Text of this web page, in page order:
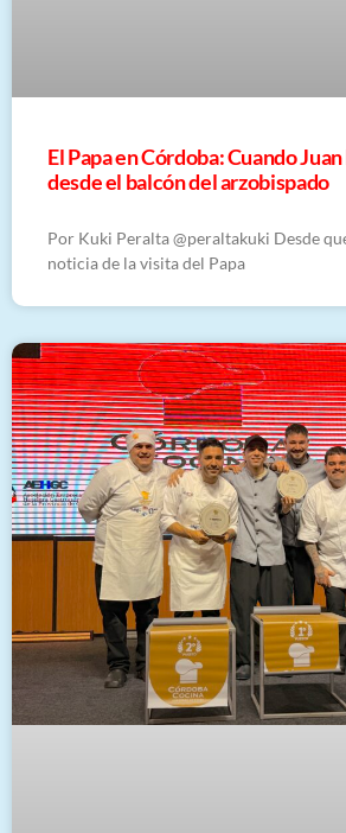
El Papa en Córdoba: Cuando
desde el balcón del arzobispado
Por Kuki Peralta @peraltakuki Desde
noticia de la visita del Papa